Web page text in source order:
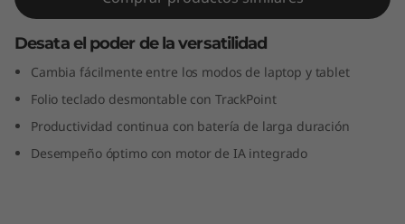
b
e
Desata el poder de la versatilidad
Cambia fácilmente entre los modos de laptop y tablet
Folio teclado desmontable con TrackPoint
Productividad continua con batería de larga duración
Desempeño óptimo con motor de IA integrado